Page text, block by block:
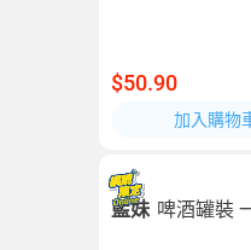
$50.90
加入購物
藍妹 啤酒罐裝